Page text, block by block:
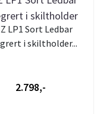
i skiltholder
LP1 Sort Ledbar
i skiltholder...
2.798,-